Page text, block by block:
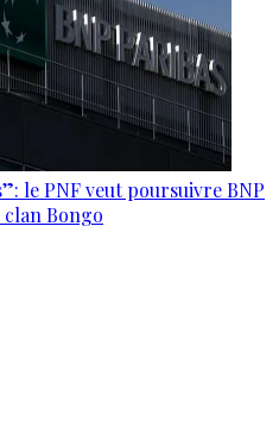
le PNF veut poursuivre BNP
Bongo